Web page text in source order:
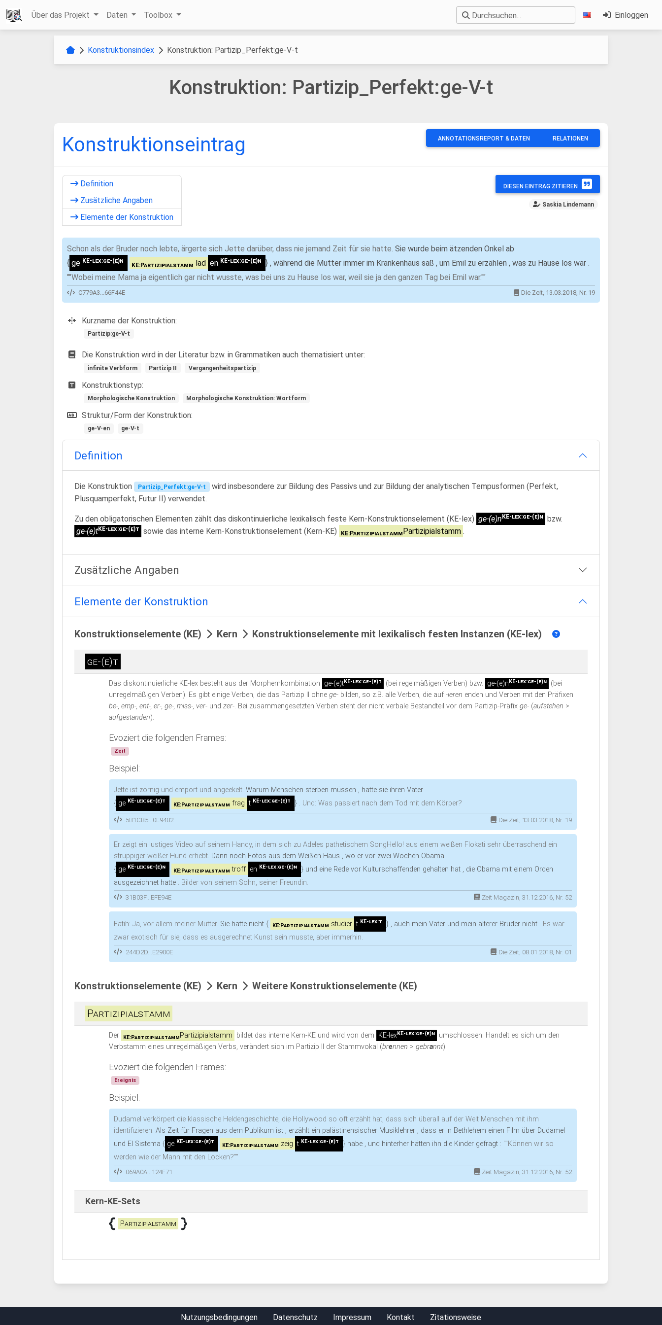
Über das Projekt Daten Toolbox Durchsuchen... Einloggen
Konstruktionsindex Konstruktion: Partizip_Perfekt:ge-V-t
Konstruktion: Partizip_Perfekt:ge-V-t
Konstruktionseintrag ANNOTATIONSREPORT & DATEN RELATIONEN
Definition
Zusätzliche Angaben
Elemente der Konstruktion
DIESEN EINTRAG ZITIEREN
Saskia Lindemann
Schon als der Bruder noch lebte, ärgerte sich Jette darüber, dass nie jemand Zeit für sie hatte. Sie wurde beim ätzenden Onkel ab
{ ge KE-lex:ge-(e)n
KE:Partizipialstamm lad en KE-lex:ge-(e)n } , während die Mutter immer im Krankenhaus saß , um Emil zu erzählen , was zu Hause los war .
""Wobei meine Mama ja eigentlich gar nicht wusste, was bei uns zu Hause los war, weil sie ja den ganzen Tag bei Emil war.""
C779A3...66F44E Die Zeit, 13.03.2018, Nr. 19
Kurzname der Konstruktion:
Partizip:ge-V-t
Die Konstruktion wird in der Literatur bzw. in Grammatiken auch thematisiert unter:
infinite Verbform Partizip II Vergangenheitspartizip
Konstruktionstyp:
Morphologische Konstruktion Morphologische Konstruktion: Wortform
Struktur/Form der Konstruktion:
ge-V-en ge-V-t
Definition
Die Konstruktion Partizip_Perfekt:ge-V-t
wird insbesondere zur Bildung des Passivs und zur Bildung der analytischen Tempusformen (Perfekt,
Plusquamperfekt, Futur II) verwendet.
Zu den obligatorischen Elementen zählt das diskontinuierliche lexikalisch feste Kern-Konstruktionselement (KE-lex) ge-(e)nKE-lex:ge-(e)n
bzw.
ge-(e)tKE-lex:ge-(e)t sowie das interne Kern-Konstruktionselement (Kern-KE) KE:PartizipialstammPartizipialstamm .
Zusätzliche Angaben
Elemente der Konstruktion
Konstruktionselemente (KE) Kern Konstruktionselemente mit lexikalisch festen Instanzen (KE-lex)
ge-(e)t
Das diskontinuierliche KE-lex besteht aus der Morphemkombination ge-(e)tKE-lex:ge-(e)t (bei regelmäßigen Verben) bzw. ge-(e)nKE-lex:ge-(e)n
(bei
unregelmäßigen Verben). Es gibt einige Verben, die das Partizip II ohnege- bilden, so z.B. alle Verben, die auf-ieren enden und Verben mit den Präfixen
be-, emp-, ent-, er-, ge-, miss-, ver- undzer-. Bei zusammengesetzten Verben steht der nicht verbale Bestandteil vor dem Partizip-Präfixge- (aufstehen >
aufgestanden).
Evoziert die folgenden Frames:
Zeit
Beispiel:
Jette ist zornig und empört und angeekelt.Warum Menschen sterben müssen , hatte sie ihren Vater
{ ge KE-lex:ge-(e)t
KE:Partizipialstamm frag t KE-lex:ge-(e)t } . Und: Was passiert nach dem Tod mit dem Körper?
5B1CB5...0E9402 Die Zeit, 13.03.2018, Nr. 19
Er zeigt ein lustiges Video auf seinem Handy, in dem sich zu Adeles pathetischem SongHello! aus einem weißen Flokati sehr überraschend ein
struppiger weißer Hund erhebt. Dann noch Fotos aus dem Weißen Haus , wo er vor zwei Wochen Obama
{ ge KE-lex:ge-(e)n
KE:Partizipialstamm troff en KE-lex:ge-(e)n } und eine Rede vor Kulturschaffenden gehalten hat , die Obama mit einem Orden
ausgezeichnet hatte . Bilder von seinem Sohn, seiner Freundin.
31B03F...EFE94E Zeit Magazin, 31.12.2016, Nr. 52
Fatih: Ja, vor allem meiner Mutter. Sie hatte nicht{ KE:Partizipialstamm studier t KE-lex:t } , auch mein Vater und mein älterer Bruder nicht . Es war
zwar exotisch für sie, dass es ausgerechnet Kunst sein musste, aber immerhin.
244D2D...E2900E Die Zeit, 08.01.2018, Nr. 01
Konstruktionselemente (KE) Kern Weitere Konstruktionselemente (KE)
Partizipialstamm
Der KE:Partizipialstamm Partizipialstamm bildet das interne Kern-KE und wird von dem KE-lexKE-lex:ge-(e)n
umschlossen. Handelt es sich um den
Verbstamm eines unregelmäßigen Verbs, verändert sich im Partizip II der Stammvokal (brennen >gebrannt).
Evoziert die folgenden Frames:
Ereignis
Beispiel:
Dudamel verkörpert die klassische Heldengeschichte, die Hollywood so oft erzählt hat, dass sich überall auf der Welt Menschen mit ihm
identifizieren.Als Zeit für Fragen aus dem Publikum ist , erzählt ein palästinensischer Musiklehrer , dass er in Bethlehem einen Film über Dudamel
und El Sistema{ ge KE-lex:ge-(e)t
KE:Partizipialstamm zeig t KE-lex:ge-(e)t } habe , und hinterher hätten ihn die Kinder gefragt : ""Können wir so
werden wie der Mann mit den Locken?""
069A0A...124F71 Zeit Magazin, 31.12.2016, Nr. 52
Kern-KE-Sets
Partizipialstamm
Nutzungsbedingungen Datenschutz Impressum Kontakt Zitationsweise